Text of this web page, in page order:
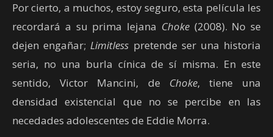
Por cierto, a muchos, estoy seguro, esta película les
recordará a su prima lejana Choke(2008). No se
dejen engañar;Limitless pretende ser una historia
seria, no una burla cínica de sí misma. En este
sentido, Victor Mancini, de Choke, tiene una
densidad existencial que no se percibe en las
necedades adolescentes de Eddie Morra.